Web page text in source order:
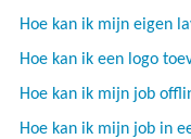
Hoe kan ik mijn eigen
Hoe kan ik een logo
Hoe kan ik mijn job
Hoe kan ik mijn job in